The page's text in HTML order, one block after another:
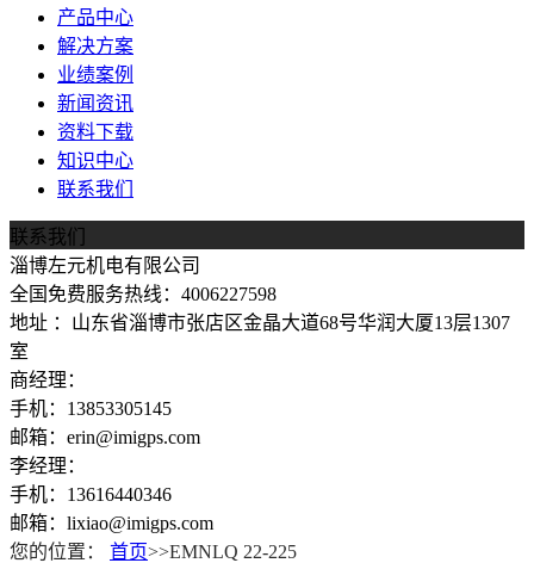
产品中心
解决方案
业绩案例
新闻资讯
资料下载
知识中心
联系我们
联系我们
淄博左元机电有限公司
全国免费服务热线：4006227598
地址 ：山东省淄博市张店区金晶大道68号华润大厦13层1307
室
商经理：
手机：13853305145
邮箱：erin@imigps.com
李经理：
手机：13616440346
邮箱：lixiao@imigps.com
您的位置：
首页>>EMNLQ 22-225